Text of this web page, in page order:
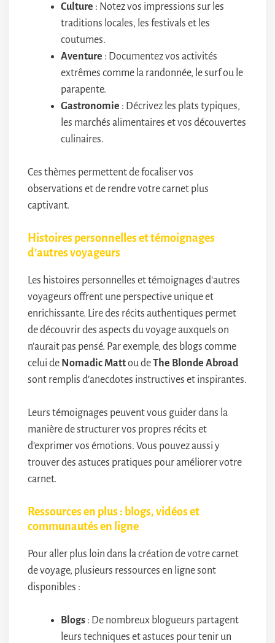
Culture : Notez vos impressions sur les
traditions locales, les festivals et les
coutumes.
Aventure : Documentez vos activités
extrêmes comme la randonnée, le surf ou le
parapente.
Gastronomie : Décrivez les plats typiques,
les marchés alimentaires et vos découvertes
culinaires.
Ces thèmes permettent de focaliser vos
observations et de rendre votre carnet plus
captivant.
Histoires personnelles et témoignages
d’autres voyageurs
Les histoires personnelles et témoignages d’autres
voyageurs offrent une perspective unique et
enrichissante. Lire des récits authentiques permet
de découvrir des aspects du voyage auxquels on
n’aurait pas pensé. Par exemple, des blogs comme
celui de Nomadic Mattou deThe Blonde Abroad
sont remplis d’anecdotes instructives et inspirantes.
Leurs témoignages peuvent vous guider dans la
manière de structurer vos propres récits et
d’exprimer vos émotions. Vous pouvez aussi y
trouver des astuces pratiques pour améliorer votre
carnet.
Ressources en plus : blogs, vidéos et
communautés en ligne
Pour aller plus loin dans la création de votre carnet
de voyage, plusieurs ressources en ligne sont
disponibles :
Blogs : De nombreux blogueurs partagent
leurs techniques et astuces pour tenir un